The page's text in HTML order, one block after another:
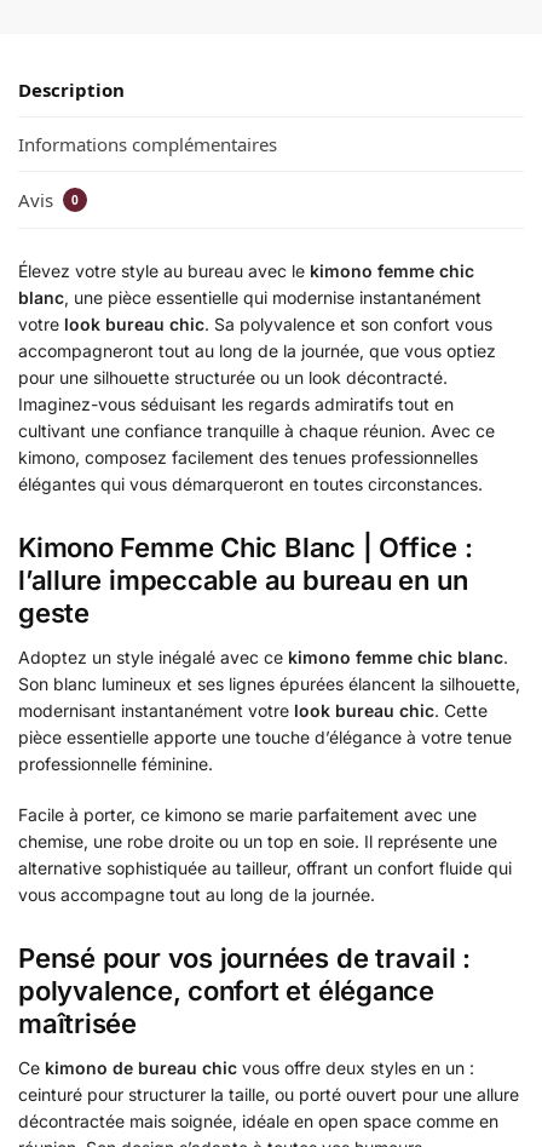
Description
Informations complémentaires
Avis 0
Élevez votre style au bureau avec le kimono femme chic
blanc, une pièce essentielle qui modernise instantanément
votre look bureau chic. Sa polyvalence et son confort vous
accompagneront tout au long de la journée, que vous optiez
pour une silhouette structurée ou un look décontracté.
Imaginez-vous séduisant les regards admiratifs tout en
cultivant une confiance tranquille à chaque réunion. Avec ce
kimono, composez facilement des tenues professionnelles
élégantes qui vous démarqueront en toutes circonstances.
Kimono Femme Chic Blanc | Office :
l’allure impeccable au bureau en un
geste
Adoptez un style inégalé avec ce kimono femme chic blanc.
Son blanc lumineux et ses lignes épurées élancent la silhouette,
modernisant instantanément votre look bureau chic. Cette
pièce essentielle apporte une touche d’élégance à votre tenue
professionnelle féminine.
Facile à porter, ce kimono se marie parfaitement avec une
chemise, une robe droite ou un top en soie. Il représente une
alternative sophistiquée au tailleur, offrant un confort fluide qui
vous accompagne tout au long de la journée.
Pensé pour vos journées de travail :
polyvalence, confort et élégance
maîtrisée
Ce kimono de bureau chic vous offre deux styles en un :
ceinturé pour structurer la taille, ou porté ouvert pour une allure
décontractée mais soignée, idéale en open space comme en